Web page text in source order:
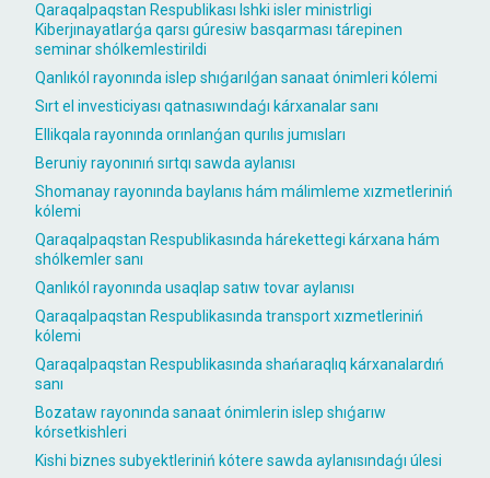
Qaraqalpaqstan Respublikası Ishki isler ministrligi
Kiberjınayatlarǵa qarsı gúresiw basqarması tárepinen
seminar shólkemlestirildi
Qanlıkól rayonında islep shıǵarılǵan sanaat ónimleri kólemi
Sırt el investiciyası qatnasıwındaǵı kárxanalar sanı
Ellikqala rayonında orınlanǵan qurılıs jumısları
Beruniy rayonınıń sırtqı sawda aylanısı
Shomanay rayonında baylanıs hám málimleme xızmetleriniń
kólemi
Qaraqalpaqstan Respublikasında hárekettegi kárxana hám
shólkemler sanı
Qanlıkól rayonında usaqlap satıw tovar aylanısı
Qaraqalpaqstan Respublikasında transport xızmetleriniń
kólemi
Qaraqalpaqstan Respublikasında shańaraqlıq kárxanalardıń
sanı
Bozataw rayonında sanaat ónimlerin islep shıǵarıw
kórsetkishleri
Kishi biznes subyektleriniń kótere sawda aylanısındaǵı úlesi